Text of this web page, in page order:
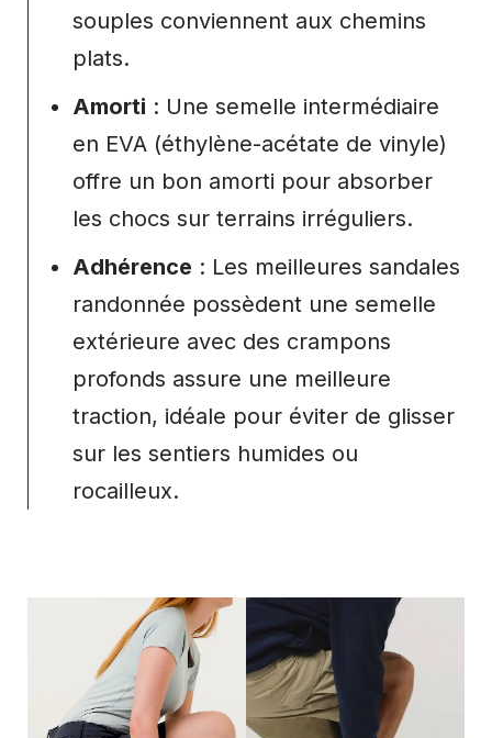
souples conviennent aux chemins
plats.
Amorti : Une semelle intermédiaire
en EVA (éthylène-acétate de vinyle)
offre un bon amorti pour absorber
les chocs sur terrains irréguliers.
Adhérence : Les meilleures sandales
randonnée possèdent une semelle
extérieure avec des crampons
profonds assure une meilleure
traction, idéale pour éviter de glisser
sur les sentiers humides ou
rocailleux.